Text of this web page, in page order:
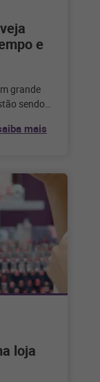
e
grande
sendo
mais
loja